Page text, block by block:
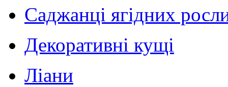
Саджанці ягідних
Декоративні кущі
Ліани